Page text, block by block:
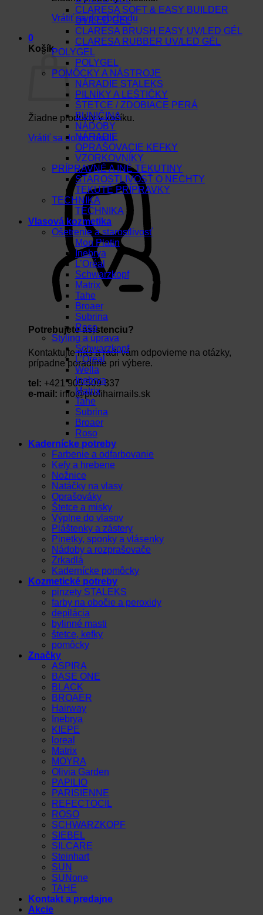
Vrátiť sa do obchodu
0
Košík
Žiadne produkty v košíku.
Vrátiť sa do obchodu
Potrebujete asistenciu?
Kontaktujte nás a radi vám odpovieme na otázky,
prípadne poradíme pri výbere.
tel: +421 905 509 337
e-mail: info@profihairnails.sk
CLARESA SOFT & EASY BUILDER
UV/LED GEL
CLARESA BRUSH EASY UV/LED GÉL
CLARESA RUBBER UV/LED GÉL
POLYGEL
POLYGEL
POMÔCKY A NÁSTROJE
NÁRADIE STALEKS
PILNÍKY A LEŠTIČKY
ŠTETCE / ZDOBIACE PERÁ
BUNIČINA
NÁDOBY
NÁRADIE
OPRAŠOVACIE KEFKY
VZORKOVNÍKY
PRÍPRAVNÉ A INÉ TEKUTINY
STAROSTLIVOSŤ O NECHTY
TEKUTÉ PRÍPRAVKY
TECHNIKA
TECHNIKA
Vlasová kozmetika
Ošetrenie a starostlivosť
Mon Platin
Inebrya
L’Oréal
Schwarzkopf
Matrix
Tahe
Broaer
Subrina
Roso
Styling a úprava
Schwarzkopf
L’Oréal
Wella
Inebrya
Matrix
Tahe
Subrina
Broaer
Roso
Kadernícke potreby
Farbenie a odfarbovanie
Kefy a hrebene
Nožnice
Natáčky na vlasy
Oprašováky
Štetce a misky
Výplne do vlasov
Pláštenky a zástery
Pinetky, sponky a vlásenky
Nádoby a rozprašovače
Zrkadlá
Kadernícke pomôcky
Kozmetické potreby
pinzety STALEKS
farby na obočie a peroxidy
depilácia
bylinné masti
štetce, kefky
pomôcky
Značky
ASPIRA
BASE ONE
BLACK
BROAER
Hairway
Inebrya
KIEPE
loreal
Matrix
MOYRA
Olivia Garden
PAPILIO
PARISIENNE
REFECTOCIL
ROSO
SCHWARZKOPF
SIEBEL
SILCARE
Steinhart
SUN
SUNone
TAHE
Kontakt a predajne
Akcie